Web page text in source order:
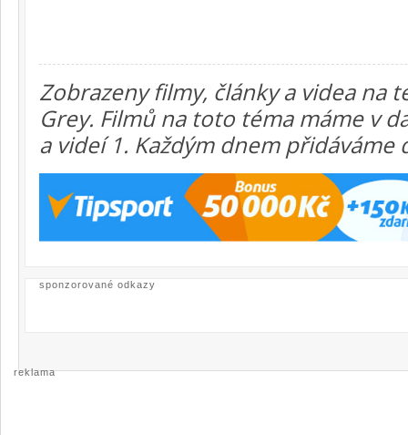
Zobrazeny filmy, články a videa na
Grey. Filmů na toto téma máme v
a videí 1. Každým dnem přidáváme
sponzorované odkazy
reklama